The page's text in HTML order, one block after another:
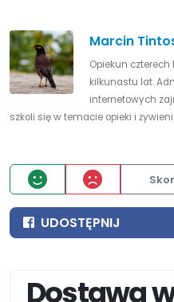
Marcin
Opiekun czterech
kilkunastu lat.
internetowych
szkoli się w temacie opieki i
UDOSTĘPNIJ
Dostawa